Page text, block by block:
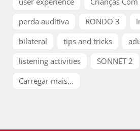
perda auditiva
RONDO 3
bilateral
tips and tricks
listening activities
SONNET 2
Carregar mais...